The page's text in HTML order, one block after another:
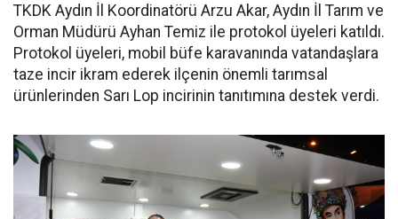
TKDK Aydın İl Koordinatörü Arzu Akar, Aydın İl Tarım ve
Orman Müdürü Ayhan Temiz ile protokol üyeleri katıldı.
Protokol üyeleri, mobil büfe karavanında vatandaşlara
taze incir ikram ederek ilçenin önemli tarımsal
ürünlerinden Sarı Lop incirinin tanıtımına destek verdi.